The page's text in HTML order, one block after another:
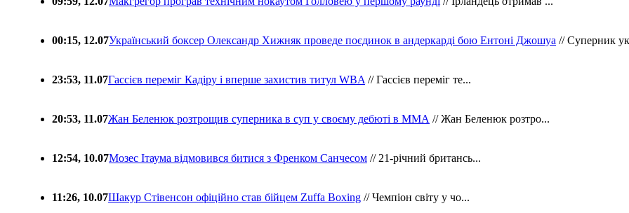
00:15, 12.07Український боксер Олександр Хижняк проведе поєдинок в андеркарді бою Ентоні Джошуа // Суперник
23:53, 11.07Гассієв переміг Кадіру і вперше захистив титул WBA // Гассієв переміг те...
20:53, 11.07Жан Беленюк розтрощив суперника в суп у своєму дебюті в ММА // Жан Беленюк розтро...
12:54, 10.07Мозес Ітаума відмовився битися з Френком Санчесом // 21-річний британсь...
11:26, 10.07Шакур Стівенсон офіційно став бійцем Zuffa Boxing // Чемпіон світу у чо...